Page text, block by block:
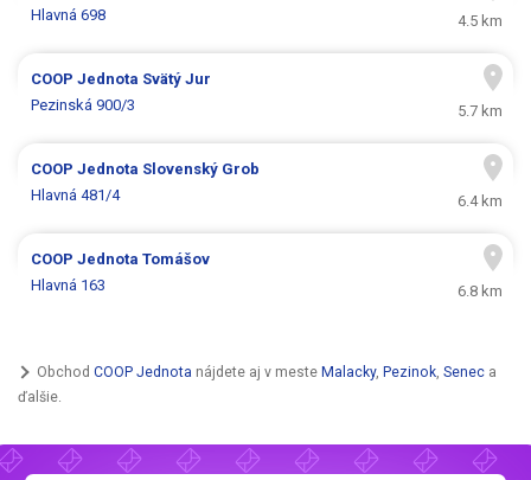
Hlavná 698
4.5 km
COOP Jednota Svätý Jur
Pezinská 900/3
5.7 km
COOP Jednota Slovenský Grob
Hlavná 481/4
6.4 km
COOP JednotaTomášov
Hlavná 163
6.8 km
Obchod COOP Jednota nájdete aj v meste Malacky, Pezinok, Senec a
ďalšie.